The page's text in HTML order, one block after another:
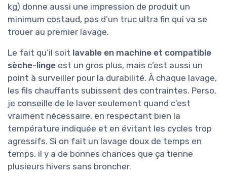
kg) donne aussi une impression de produit un
minimum costaud, pas d’un truc ultra fin qui va se
trouer au premier lavage.
Le fait qu’il soit lavable en machine et compatible
sèche-linge est un gros plus, mais c’est aussi un
point à surveiller pour la durabilité. À chaque lavage,
les fils chauffants subissent des contraintes. Perso,
je conseille de le laver seulement quand c’est
vraiment nécessaire, en respectant bien la
température indiquée et en évitant les cycles trop
agressifs. Si on fait un lavage doux de temps en
temps, il y a de bonnes chances que ça tienne
plusieurs hivers sans broncher.